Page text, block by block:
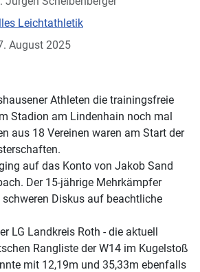
Leichtathletik
August 2025
Athleten die trainingsfreie
Stadion am Lindenhain noch mal
aus 18 Vereinen waren am Start der
auf das Konto von Jakob Sand
Der 15-jährige Mehrkämpfer
Diskus auf beachtliche
LG Landkreis Roth - die aktuell
Rangliste der W14 im Kugelstoß
mit 12,19m und 35,33m ebenfalls